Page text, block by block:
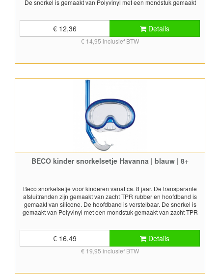
De snorkel is gemaakt van Polyvinyl met een mondstuk gemaakt
€ 12,36 Details
€ 14,95 inclusief BTW
BECO kinder snorkelsetje Havanna | blauw | 8+
Beco snorkelsetje voor kinderen vanaf ca. 8 jaar. De transparante
afsluitranden zijn gemaakt van zacht TPR rubber en hoofdband is
gemaakt van silicone. De hoofdband is verstelbaar. De snorkel is
gemaakt van Polyvinyl met een mondstuk gemaakt van zacht TPR
€ 16,49 Details
€ 19,95 inclusief BTW